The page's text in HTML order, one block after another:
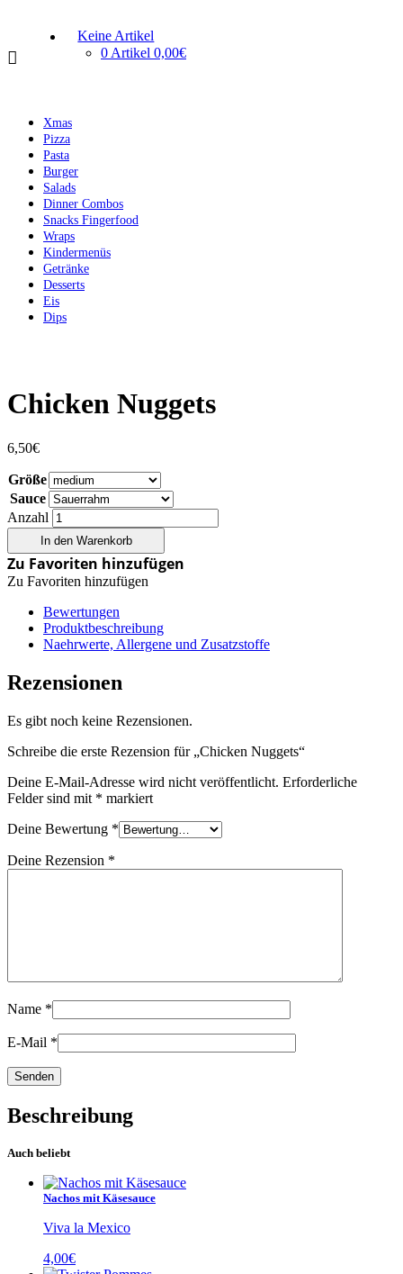
Keine Artikel
0 Artikel 0,00€
Xmas
Pizza
Pasta
Burger
Salads
Dinner Combos
Snacks Fingerfood
Wraps
Kindermenüs
Getränke
Desserts
Eis
Dips
Chicken Nuggets
6,50€
Größe
Sauce
Anzahl
In den Warenkorb
Zu Favoriten hinzufügen
Zu Favoriten hinzufügen
Bewertungen
Produktbeschreibung
Naehrwerte, Allergene und Zusatzstoffe
Rezensionen
Es gibt noch keine Rezensionen.
Schreibe die erste Rezension für „Chicken Nuggets“
Deine E-Mail-Adresse wird nicht veröffentlicht. Erforderliche
Felder sind mit * markiert
Deine Bewertung *
Deine Rezension *
Name *
E-Mail *
Beschreibung
Auch beliebt
Nachos mit Käsesauce
Viva la Mexico
4,00€